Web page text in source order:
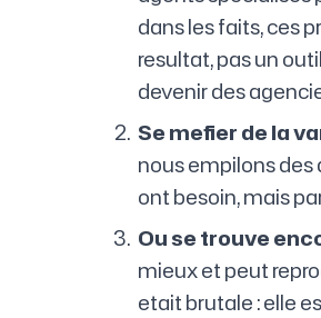
dans les faits, ces
resultat, pas un
devenir des
Se mefier de la
nous empilons des
ont besoin, mais
Ou se trouve
mieux et peut
etait brutale : elle